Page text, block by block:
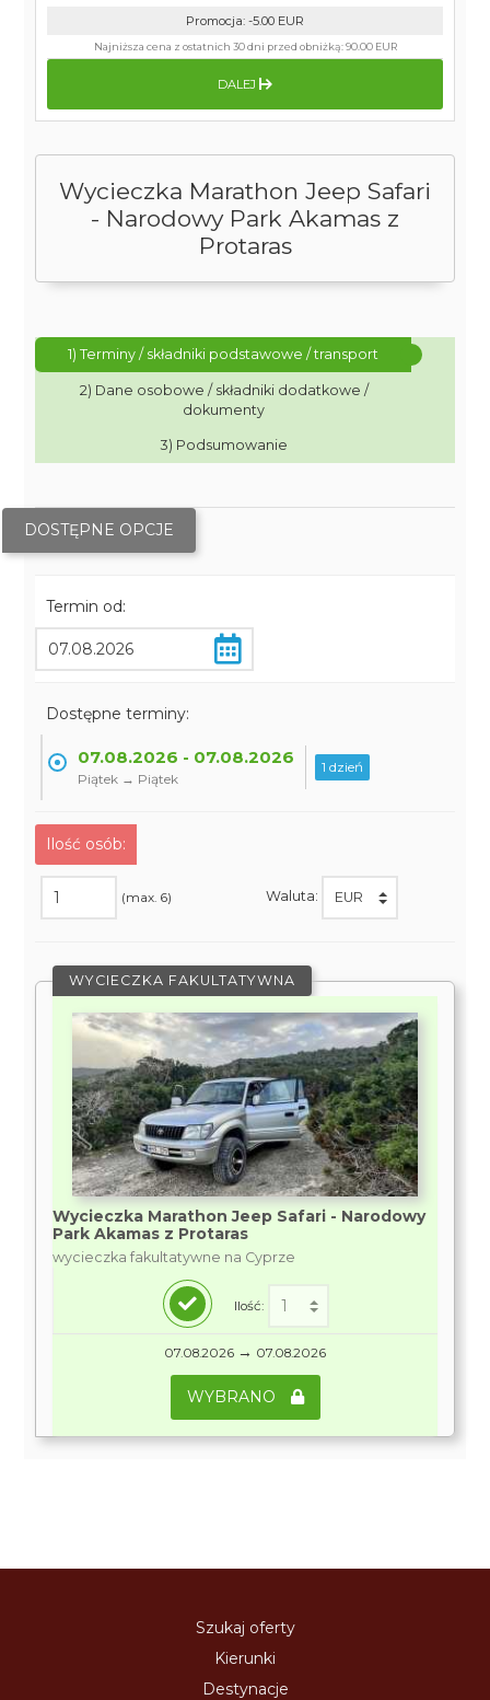
Wycieczka Marathon Jeep Safari
- Narodowy Park Akamas z
Protaras
1) Terminy / składniki podstawowe / transport
2) Dane osobowe / składniki dodatkowe /
dokumenty
3) Podsumowanie
DOSTĘPNE OPCJE
Termin od:
Dostępne terminy:
07.08.2026 - 07.08.2026
Piątek → Piątek
1 dzień
Ilość osób:
(max. 6) Waluta:
WYCIECZKA FAKULTATYWNA
Wycieczka Marathon Jeep Safari - Narodowy
Park Akamas z Protaras
wycieczka fakultatywne na Cyprze
Ilość:
07.08.2026 → 07.08.2026
WYBRANO
Promocja: -5.00 EUR
Najniższa cena z ostatnich 30 dni przed obniżką:90.00 EUR
DALEJ
Szukaj oferty
Kierunki
Destynacje